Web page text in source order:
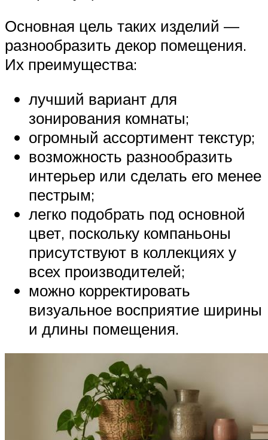
Основная цель таких изделий —
разнообразить декор помещения.
Их преимущества:
лучший вариант для
зонирования комнаты;
огромный ассортимент текстур;
возможность разнообразить
интерьер или сделать его менее
пестрым;
легко подобрать под основной
цвет, поскольку компаньоны
присутствуют в коллекциях у
всех производителей;
можно корректировать
визуальное восприятие ширины
и длины помещения.